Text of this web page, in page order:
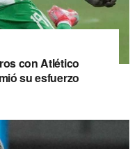
con Atlético
su esfuerzo